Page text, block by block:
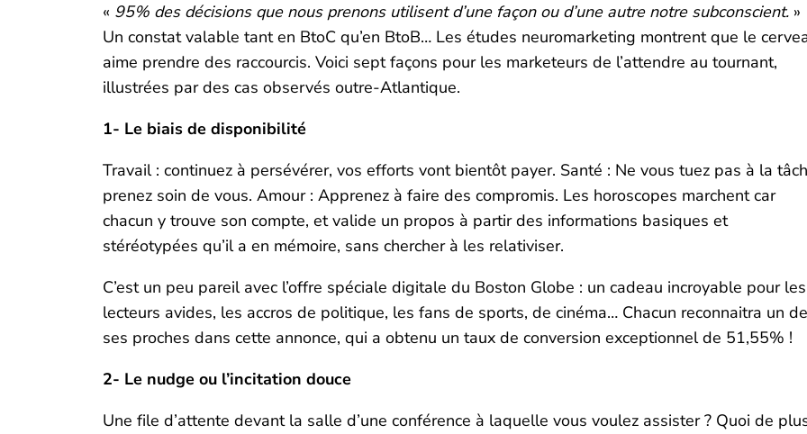
« 95% des décisions que nous prenons utilisent d’une façon ou d’une autre notre subconscient. »
Un constat valable tant en BtoC qu’en BtoB… Les études neuromarketing montrent que le
aime prendre des raccourcis. Voici sept façons pour les marketeurs de l’attendre au tournant,
illustrées par des cas observés outre-Atlantique.
1- Le biais de disponibilité
Travail : continuez à persévérer, vos efforts vont bientôt payer. Santé : Ne vous tuez pas à la
prenez soin de vous. Amour : Apprenez à faire des compromis. Les horoscopes marchent car
chacun y trouve son compte, et valide un propos à partir des informations basiques et
stéréotypées qu’il a en mémoire, sans chercher à les relativiser.
C’est un peu pareil avec l’offre spéciale digitale du Boston Globe : un cadeau incroyable pour les
lecteurs avides, les accros de politique, les fans de sports, de cinéma… Chacun reconnaitra un de
ses proches dans cette annonce, qui a obtenu un taux de conversion exceptionnel de 51,55% !
2- Le nudge ou l’incitation douce
Une file d’attente devant la salle d’une conférence à laquelle vous voulez assister ? Quoi de